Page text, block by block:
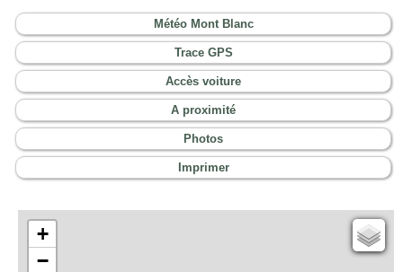
Météo Mont Blanc
Trace GPS
Accès voiture
A proximité
Photos
Imprimer
+
−